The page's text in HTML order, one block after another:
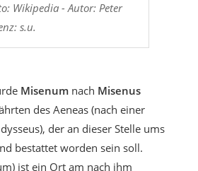
Wikipedia - Autor: Peter
s.u.
Misenum nach Misenus
des Aeneas (nach einer
der an dieser Stelle ums
bestattet worden sein soll.
ist ein Ort am nach ihm